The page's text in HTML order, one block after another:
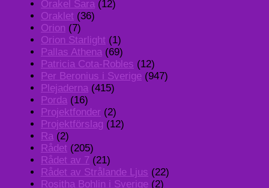
Orakel Sara (12)
Oraklet (36)
Orion (7)
Orion Starlight (1)
Pallas Athena (69)
Patricia Cota-Robles (12)
Per Beronius i Sverige (947)
Plejaderna (415)
Porda (16)
Projektfonder (2)
Projektförslag (12)
Ra (2)
Rådet (205)
Rådet av 7 (21)
Rådet av Strålande Ljus (22)
Rositha Bohlin i Sverige (2)